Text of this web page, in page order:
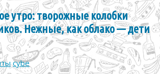
утро: творожные колобки
Нежные, как облако — дети
cybe